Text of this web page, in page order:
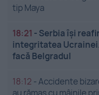
tip Maya
18:21 - Serbia își
integritatea
facă Belgradul
18:12 -Accidente